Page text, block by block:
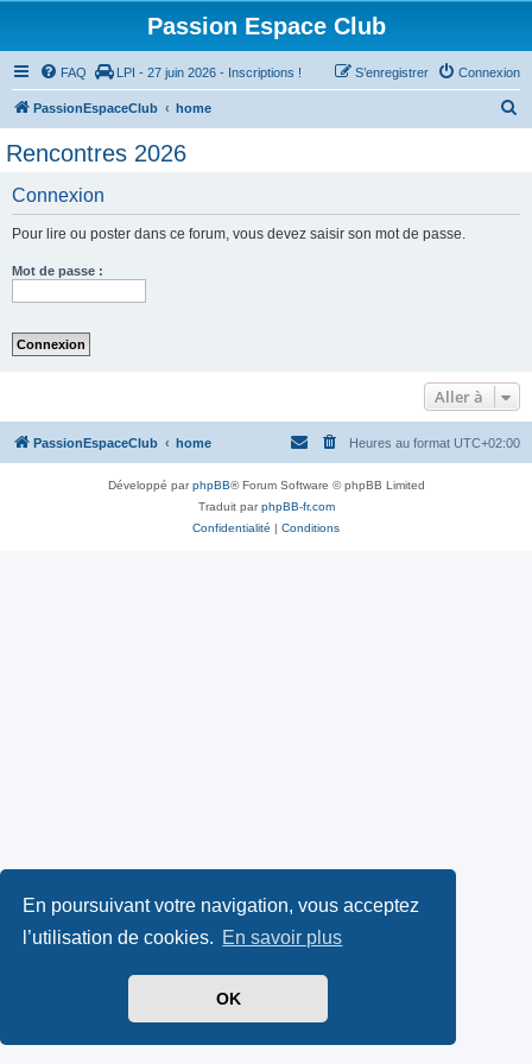
En poursuivant votre navigation, vous acceptez
l’utilisation de cookies. En savoir plus
OK
Passion Espace Club
FAQ LPI - 27 juin 2026 - Inscriptions ! Connexion
S’enregistrer
PassionEspaceClub home
Rencontres 2026
Connexion
Pour lire ou poster dans ce forum, vous devez saisir son mot de passe.
Mot de passe :
Aller à
PassionEspaceClub home Heures au format UTC+02:00
Développé parphpBB® Forum Software © phpBB Limited
Traduit parphpBB-fr.com
Confidentialité | Conditions